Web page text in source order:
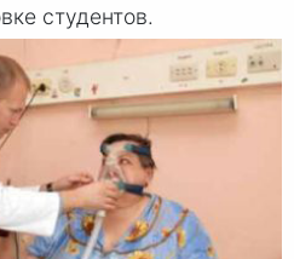
студентов.